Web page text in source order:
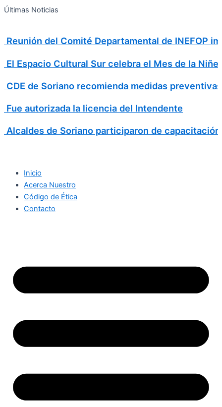
Ir
Últimas Noticias
Reunión del Comité Departamental de INEFOP
El Espacio Cultural Sur celebra el Mes de la
CDE de Soriano recomienda medidas
Fue autorizada la licencia del Intendente
Alcaldes de Soriano participaron de
Inicio
Acerca Nuestro
Código de Ética
Contacto
Search